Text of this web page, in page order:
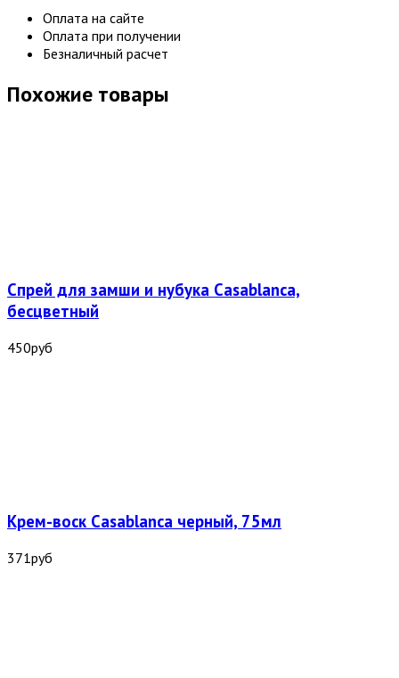
Оплата на сайте
Оплата при получении
Безналичный расчет
Похожие товары
Спрей для замши и нубука Casablanca,
бесцветный
450руб
Крем-воск Casablanca черный, 75мл
371руб